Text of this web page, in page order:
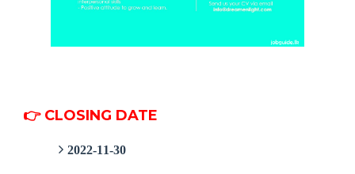
👉 CLOSING DATE
2022-11-30